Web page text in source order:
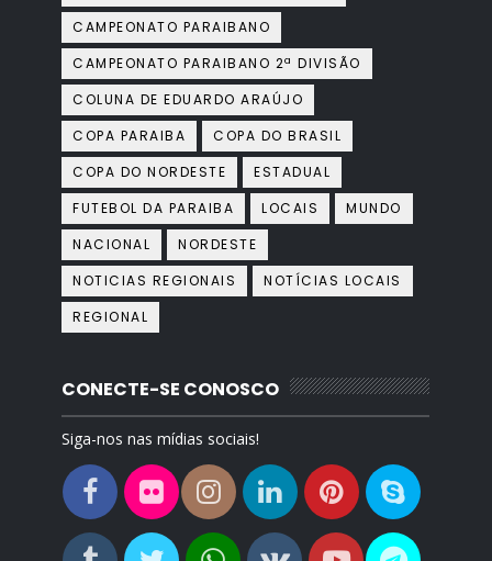
CAMPEONATO PARAIBANO
CAMPEONATO PARAIBANO 2ª DIVISÃO
COLUNA DE EDUARDO ARAÚJO
COPA PARAIBA
COPA DO BRASIL
COPA DO NORDESTE
ESTADUAL
FUTEBOL DA PARAIBA
LOCAIS
MUNDO
NACIONAL
NORDESTE
NOTICIAS REGIONAIS
NOTÍCIAS LOCAIS
REGIONAL
CONECTE-SE CONOSCO
Siga-nos nas mídias sociais!